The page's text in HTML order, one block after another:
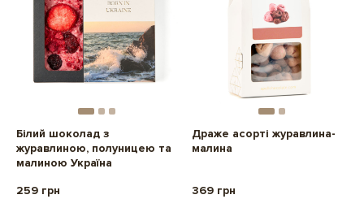
Білий шоколад з
журавлиною, полуницею та
малиною Україна
259 грн
Драже асорті журавлина-
малина
369 грн